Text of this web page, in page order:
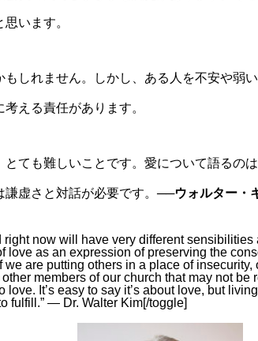
います。
しれません。しかし、ある人を不安や弱
える責任があります。
ても難しいことです。愛について語るの
虚さと対話が必要です。 ──ウォルター・
right now will have very different
love as an expression of preserving the
we are putting others in a place of
members of our church that may not be
love. It’s easy to say it’s about love, but
fulfill.” — Dr. Walter Kim[/toggle]